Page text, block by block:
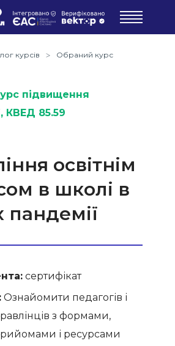
курсів Обраний курс
підвищення
, КВЕД 85.59
освітнім
в школі в
пандемії
сертифікат
Ознайомити педагогів і
з формами,
і ресурсами